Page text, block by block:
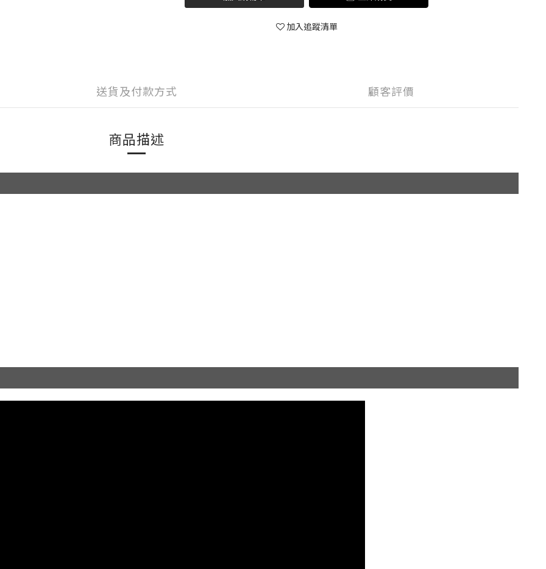
加入追蹤清單
送貨及付款方式 顧客評價
商品描述